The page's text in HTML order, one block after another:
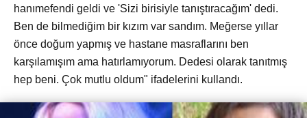
hanımefendi geldi ve 'Sizi birisiyle tanıştıracağım' dedi.
Ben de bilmediğim bir kızım var sandım. Meğerse yıllar
önce doğum yapmış ve hastane masraflarını ben
karşılamışım ama hatırlamıyorum. Dedesi olarak tanıtmış
hep beni. Çok mutlu oldum" ifadelerini kullandı.